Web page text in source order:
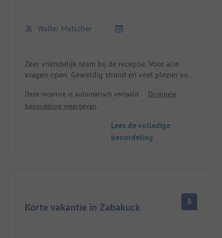
verblijf op de camping.
Walter Metscher
Zeer vriendelijk team bij de receptie. Voor alle
vragen open. Geweldig strand en veel plezier voor
Deze recensie is automatisch vertaald.
Originele
beoordeling weergeven
Lees de volledige
beoordeling
Korte vakantie in Zabakuck 8